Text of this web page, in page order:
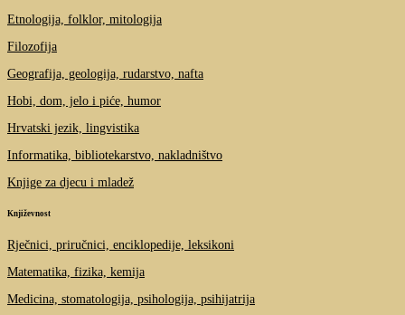
Etnologija, folklor, mitologija
Filozofija
Geografija, geologija, rudarstvo, nafta
Hobi, dom, jelo i piće, humor
Hrvatski jezik, lingvistika
Informatika, bibliotekarstvo, nakladništvo
Knjige za djecu i mladež
Književnost
Rječnici, priručnici, enciklopedije, leksikoni
Matematika, fizika, kemija
Medicina, stomatologija, psihologija, psihijatrija